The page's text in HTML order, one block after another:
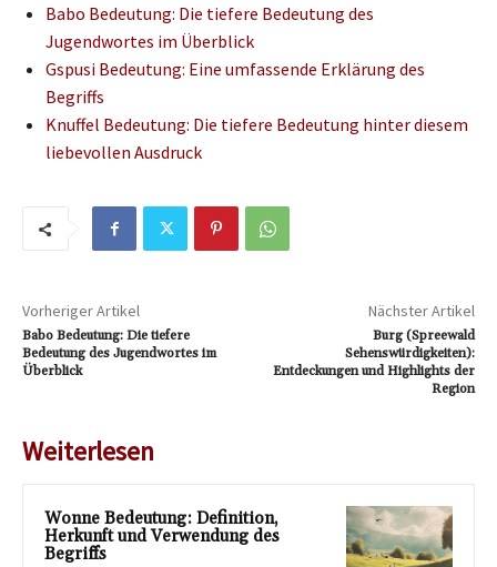
Babo Bedeutung: Die tiefere Bedeutung des
Jugendwortes im Überblick
Gspusi Bedeutung: Eine umfassende Erklärung des
Begriffs
Knuffel Bedeutung: Die tiefere Bedeutung hinter diesem
liebevollen Ausdruck
Vorheriger Artikel
Babo Bedeutung: Die tiefere
Bedeutung des Jugendwortes im
Überblick
Nächster Artikel
Burg (Spreewald
Sehenswürdigkeiten):
Entdeckungen und Highlights der
Region
Weiterlesen
Wonne Bedeutung: Definition,
Herkunft und Verwendung des
Begriffs